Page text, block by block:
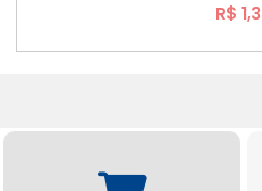
R$